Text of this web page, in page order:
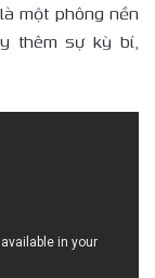
một phông nền
thêm sự kỳ bí,